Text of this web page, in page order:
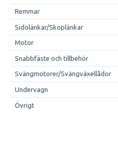
Remmar
Sidolänkar/Skoplänkar
Motor
Snabbfäste och tillbehör
Svängmotorer/Svängväxellådor
Undervagn
Övrigt